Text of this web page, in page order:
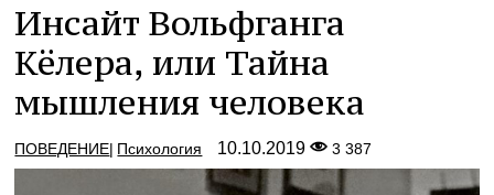
Инсайт Вольфганга
Кёлера, или Тайна
мышления человека
ПОВЕДЕНИЕ Психология 10.10.2019 3 387